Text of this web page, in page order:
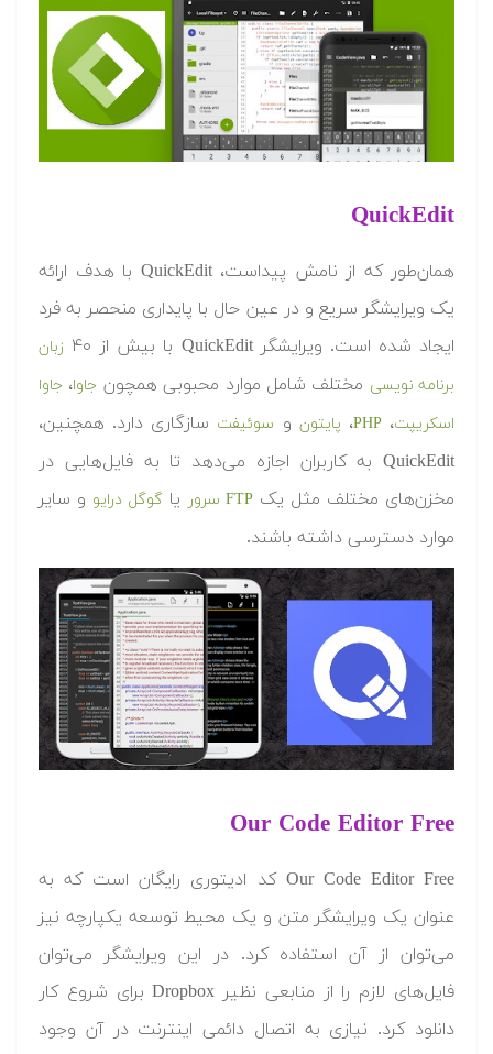
QuickEdit
همان‌طور که از نامش پیداست، QuickEdit با هدف ارائه
یک ویرایشگر سریع و در عین حال با پایداری منحصر به فرد
ایجاد شده است. ویرایشگر QuickEdit با بیش از ۴۰
زبان
برنامه نویسی مختلف شامل موارد محبوبی همچون جاوا، جاوا
اسکریپت،PHP، پایتون و سوئیفت سازگاری دارد. همچنین،
QuickEdit به کاربران اجازه می‌دهد تا به فایل‌هایی در
مخزن‌های مختلف مثل یکFTP سرور یا گوگل درایو و سایر
موارد دسترسی داشته باشند.
Our Code Editor Free
Our Code Editor Free کد ادیتوری رایگان است که به
عنوان یک ویرایشگر متن و یک محیط توسعه یکپارچه نیز
می‌توان از آن استفاده کرد. در این ویرایشگر می‌توان
فایل‌های لازم را از منابعی نظیر Dropbox برای شروع کار
دانلود کرد. نیازی به اتصال دائمی اینترنت در آن وجود